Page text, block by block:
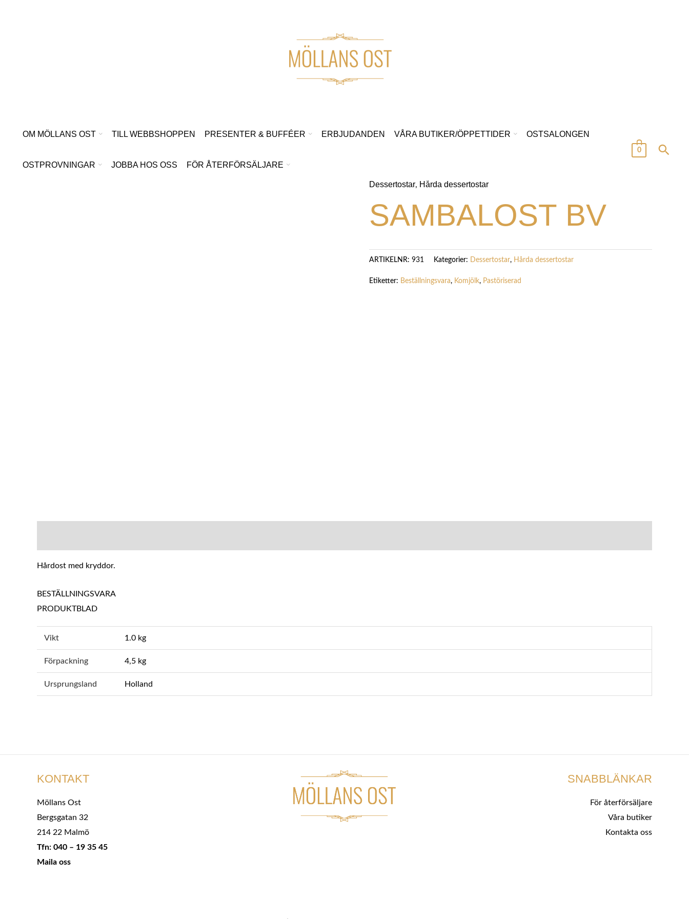
OM MÖLLANS OST TILL WEBBSHOPPEN PRESENTER & BUFFÉER ERBJUDANDEN VÅRA BUTIKER/ÖPPETTIDER OSTSALONGEN
OSTPROVNINGAR JOBBA HOS OSS FÖR ÅTERFÖRSÄLJARE
0
Dessertostar, Hårda dessertostar
SAMBALOST BV
ARTIKELNR: 931 Kategorier: Dessertostar, Hårda dessertostar
Etiketter: Beställningsvara, Komjölk, Pastöriserad
Hårdost med kryddor.
BESTÄLLNINGSVARA
PRODUKTBLAD
Vikt 1.0 kg
Förpackning 4,5 kg
Ursprungsland Holland
KONTAKT
Möllans Ost
Bergsgatan 32
214 22 Malmö
Tfn: 040 – 19 35 45
Maila oss
SNABBLÄNKAR
För återförsäljare
Våra butiker
Kontakta oss